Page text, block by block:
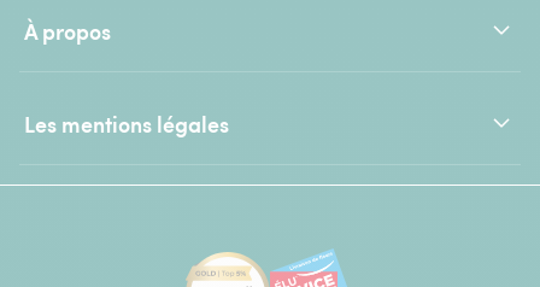
À propos
Les mentions légales